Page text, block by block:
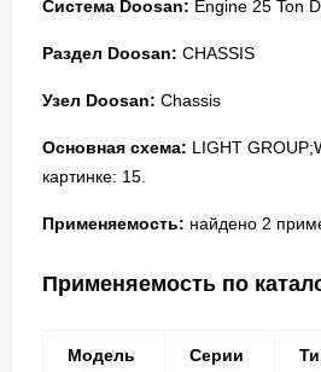
Система Doosan: Engine 25 Ton
Раздел Doosan: CHASSIS
Узел Doosan: Chassis
Основная схема: LIGHT
картинке: 15.
Применяемость: найдено 2
Применяемость по
Модель Серии